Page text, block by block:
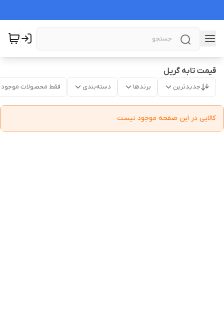
قیمت تابه گریل
جدیدترین برندها دسته‌بندی فقط محصولات موجود
کالایی در این صفحه موجود نیست